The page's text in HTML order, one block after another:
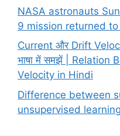
NASA astronauts
9 mission returned to
Current और Drift
भाषा में समझें | Relation
Velocity in Hindi
Difference between
unsupervised